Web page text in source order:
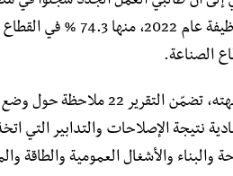
الصناعة.
نتيجة الإصلاحات والتدابير التي
والبناء والأشغال العمومية